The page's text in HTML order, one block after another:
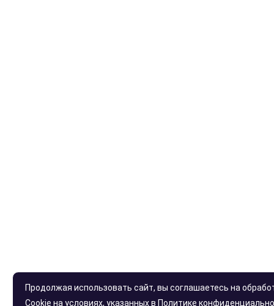
Продолжая использовать сайт, вы соглашаетесь на
Cookie на условиях, указанных в Политике